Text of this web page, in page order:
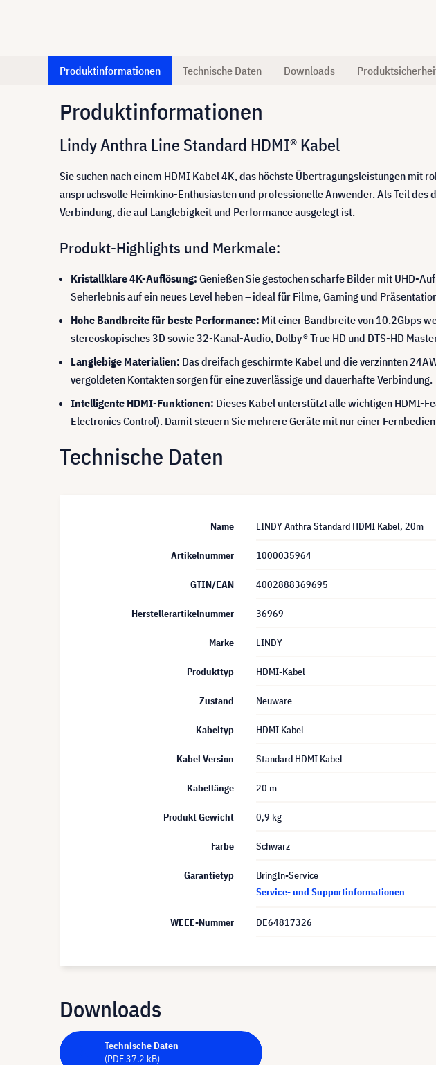
Produktinformationen Technische Daten Downloads
Produktinformationen
Lindy Anthra Line Standard HDMI® Kabel
Sie suchen nach einem HDMI Kabel 4K, das höchste Übertragungsleistungen mit
anspruchsvolle Heimkino-Enthusiasten und professionelle Anwender. Als Teil
Verbindung, die auf Langlebigkeit und Performance ausgelegt ist.
Produkt-Highlights und Merkmale:
Kristallklare 4K-Auflösung: Genießen Sie gestochen scharfe Bilder mit UHD-
Seherlebnis auf ein neues Level heben – ideal für Filme, Gaming und
Hohe Bandbreite für beste Performance: Mit einer Bandbreite von 10.2Gbps
stereoskopisches 3D sowie 32-Kanal-Audio, Dolby® True HD und DTS-HD
Langlebige Materialien: Das dreifach geschirmte Kabel und die verzinnten
vergoldeten Kontakten sorgen für eine zuverlässige und dauerhafte Verbindung.
Intelligente HDMI-Funktionen: Dieses Kabel unterstützt alle wichtigen HDMI-
Electronics Control). Damit steuern Sie mehrere Geräte mit nur einer
Technische Daten
Name LINDY Anthra Standard HDMI Kabel, 20m
Artikelnummer 1000035964
GTIN/EAN 4002888369695
Herstellerartikelnummer 36969
Marke LINDY
Produkttyp HDMI-Kabel
Zustand Neuware
Kabeltyp HDMI Kabel
Kabel Version Standard HDMI Kabel
Kabellänge 20 m
Produkt Gewicht 0,9 kg
Farbe Schwarz
Garantietyp
BringIn-Service
Service- und Supportinformationen
WEEE-Nummer DE64817326
Downloads
Technische Daten
(PDF 37.2 kB)